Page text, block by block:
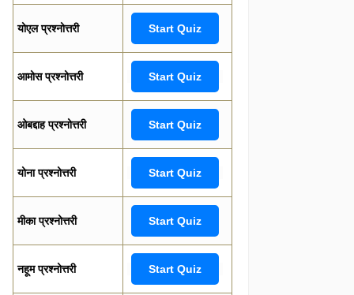
योएल प्रश्नोत्तरी Start Quiz
आमोस प्रश्नोत्तरी Start Quiz
ओबद्दाह प्रश्नोत्तरी Start Quiz
योना प्रश्नोत्तरी Start Quiz
मीका प्रश्नोत्तरी Start Quiz
नहूम प्रश्नोत्तरी Start Quiz